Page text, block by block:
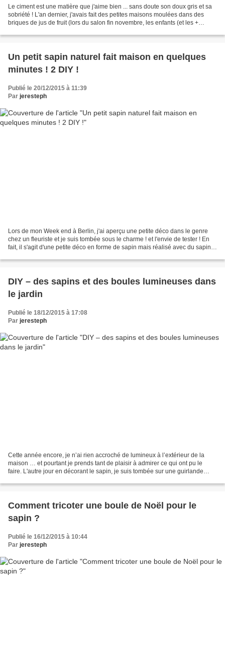
Le ciment est une matière que j'aime bien ... sans doute son doux gris et sa
sobriété ! L'an dernier, j'avais fait des petites maisons moulées dans des
briques de jus de fruit (lors du salon fin novembre, les enfants (et les +
Un petit sapin naturel fait maison en quelques
minutes ! 2 DIY !
Publié le 20/12/2015 à 11:39
Par jeresteph
Lors de mon Week end à Berlin, j'ai aperçu une petite déco dans le genre
chez un fleuriste et je suis tombée sous le charme ! et l'envie de tester ! En
fait, il s'agit d'une petite déco en forme de sapin mais réalisé avec du sapin !
DIY – des sapins et des boules lumineuses dans
le jardin
Publié le 18/12/2015 à 17:08
Par jeresteph
Cette année encore, je n’ai rien accroché de lumineux à l’extérieur de la
maison … et pourtant je prends tant de plaisir à admirer ce qui ont pu le
faire. L'autre jour en décorant le sapin, je suis tombée sur une guirlande
Comment tricoter une boule de Noël pour le
sapin ?
Publié le 16/12/2015 à 10:44
Par jeresteph